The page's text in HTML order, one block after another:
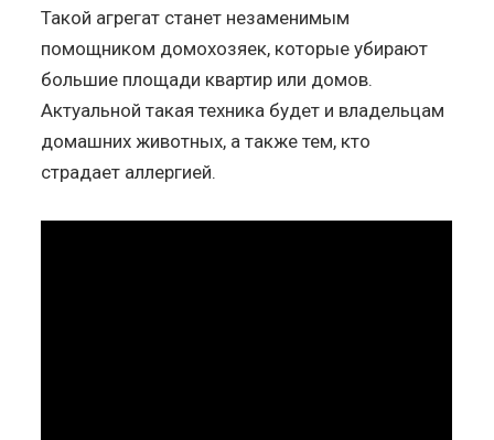
Такой агрегат станет незаменимым
помощником домохозяек, которые убирают
большие площади квартир или домов.
Актуальной такая техника будет и владельцам
домашних животных, а также тем, кто
страдает аллергией.